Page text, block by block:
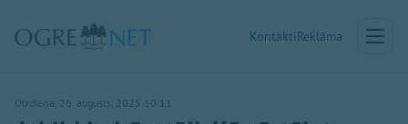
KontaktiReklāma
Otrdiena, 26. augusts, 2025 10:11